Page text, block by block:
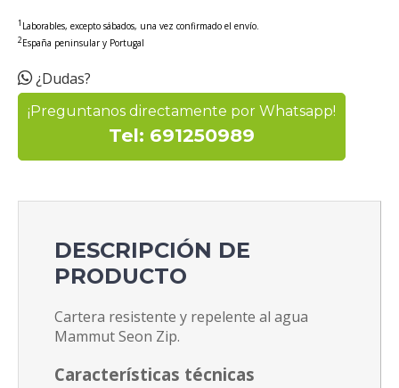
1 Laborables, excepto sábados, una vez confirmado el envío.
2España peninsular y Portugal
¿Dudas?
¡Preguntanos directamente por Whatsapp!
Tel: 691250989
DESCRIPCIÓN DE
PRODUCTO
Cartera resistente y repelente al agua
Mammut Seon Zip.
Características técnicas